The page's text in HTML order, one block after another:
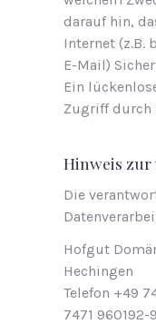
darauf hin,
Internet (z.B.
E-Mail)
Ein
Zugriff
Hinweis
Die
Hofgut
Hechin­gen
Te­le­fon +49
7471